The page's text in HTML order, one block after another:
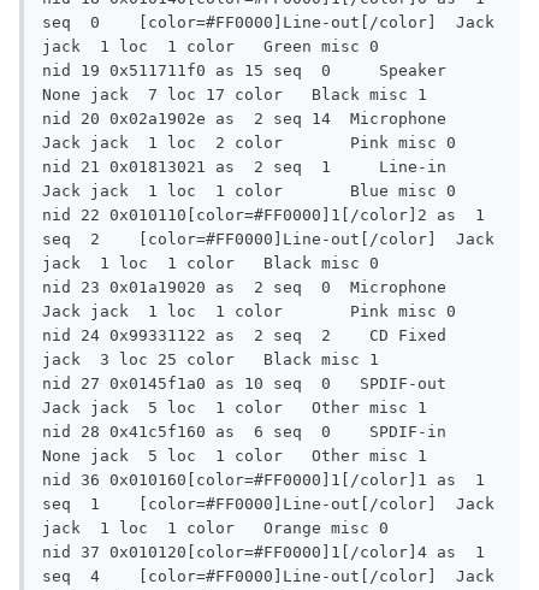
seq  0	  [color=#FF0000]Line-out[/color]  Jack
jack  1 loc  1 color   Green misc 0
nid 19 0x511711f0 as 15 seq  0	   Speaker
None jack  7 loc 17 color   Black misc 1
nid 20 0x02a1902e as  2 seq 14	Microphone
Jack jack  1 loc  2 color	Pink misc 0
nid 21 0x01813021 as  2 seq  1	   Line-in
Jack jack  1 loc  1 color	Blue misc 0
nid 22 0x010110[color=#FF0000]1[/color]2 as  1
seq  2	  [color=#FF0000]Line-out[/color]  Jack
jack  1 loc  1 color   Black misc 0
nid 23 0x01a19020 as  2 seq  0	Microphone
Jack jack  1 loc  1 color	Pink misc 0
nid 24 0x99331122 as  2 seq  2	  CD Fixed
jack  3 loc 25 color   Black misc 1
nid 27 0x0145f1a0 as 10 seq  0	 SPDIF-out
Jack jack  5 loc  1 color   Other misc 1
nid 28 0x41c5f160 as  6 seq  0	  SPDIF-in
None jack  5 loc  1 color   Other misc 1
nid 36 0x010160[color=#FF0000]1[/color]1 as  1
seq  1	  [color=#FF0000]Line-out[/color]  Jack
jack  1 loc  1 color   Orange misc 0
nid 37 0x010120[color=#FF0000]1[/color]4 as  1
seq  4	  [color=#FF0000]Line-out[/color]  Jack